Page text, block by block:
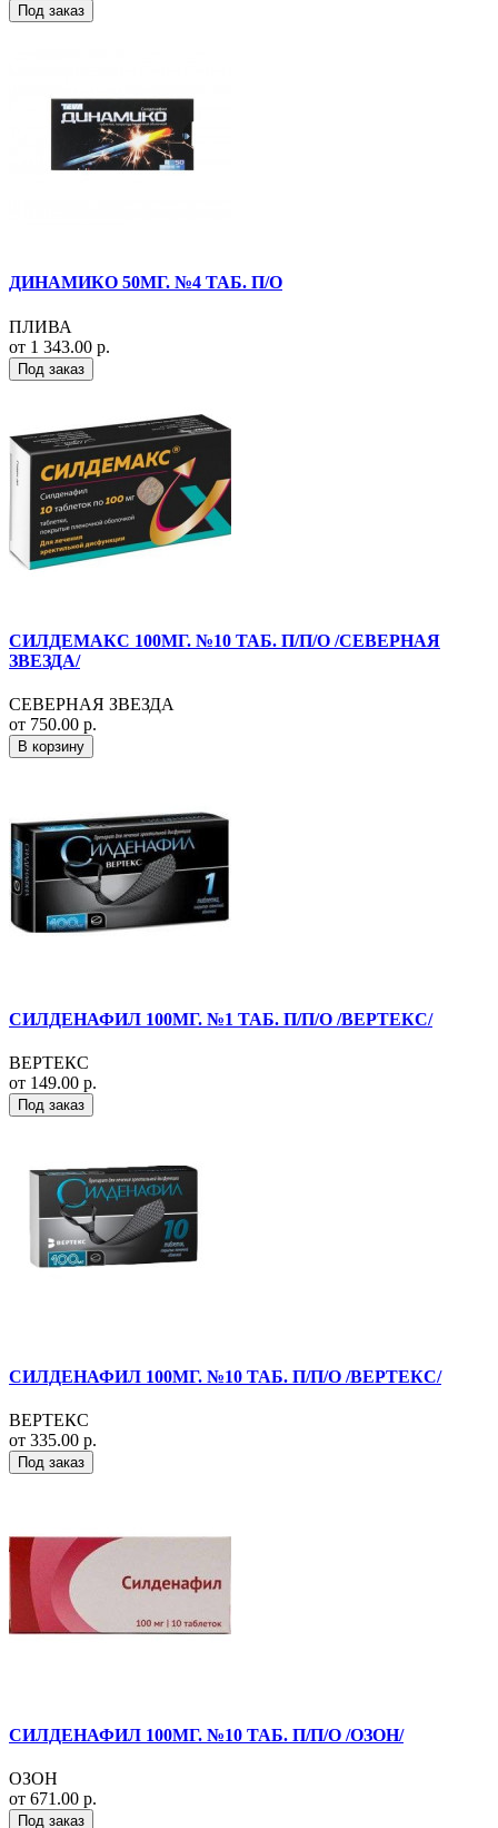
Под заказ
ДИНАМИКО 50МГ. №4 ТАБ. П/О
ПЛИВА
от 1 343.00 р.
Под заказ
СИЛДЕМАКС 100МГ. №10 ТАБ. П/П/О /СЕВЕРНАЯ
ЗВЕЗДА/
СЕВЕРНАЯ ЗВЕЗДА
от 750.00 р.
В корзину
СИЛДЕНАФИЛ 100МГ. №1 ТАБ. П/П/О /ВЕРТЕКС/
ВЕРТЕКС
от 149.00 р.
Под заказ
СИЛДЕНАФИЛ 100МГ. №10 ТАБ. П/П/О /ВЕРТЕКС/
ВЕРТЕКС
от 335.00 р.
Под заказ
СИЛДЕНАФИЛ 100МГ. №10 ТАБ. П/П/О /ОЗОН/
ОЗОН
от 671.00 р.
Под заказ